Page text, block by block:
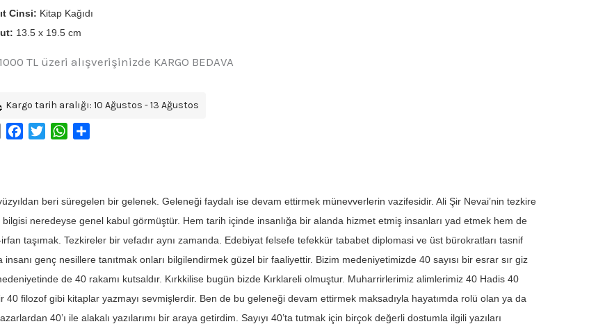
Cinsi: Kitap Kağıdı
13.5 x 19.5 cm
1000 TL üzeri alışverişinizde KARGO BEDAVA
Kargo tarih aralığı: 10 Ağustos - 13 Ağustos
Email FacebookTwitterWhatsApp
beri süregelen bir gelenek. Geleneği faydalı ise devam ettirmek münevverlerin vazifesidir. Ali Şir Nevai’nin tezkire
bilgisi neredeyse genel kabul görmüştür. Hem tarih içinde insanlığa bir alanda hizmet etmiş insanları yad etmek hem de
taşımak. Tezkireler bir vefadır aynı zamanda. Edebiyat felsefe tefekkür tababet diplomasi ve üst bürokratları tasnif
insanı genç nesillere tanıtmak onları bilgilendirmek güzel bir faaliyettir. Bizim medeniyetimizde 40 sayısı bir esrar sır giz
de 40 rakamı kutsaldır. Kırkkilise bugün bizde Kırklareli olmuştur. Muharrirlerimiz alimlerimiz 40 Hadis 40
40 filozof gibi kitaplar yazmayı sevmişlerdir. Ben de bu geleneği devam ettirmek maksadıyla hayatımda rolü olan ya da
40’ı ile alakalı yazılarımı bir araya getirdim. Sayıyı 40’ta tutmak için birçok değerli dostumla ilgili yazıları